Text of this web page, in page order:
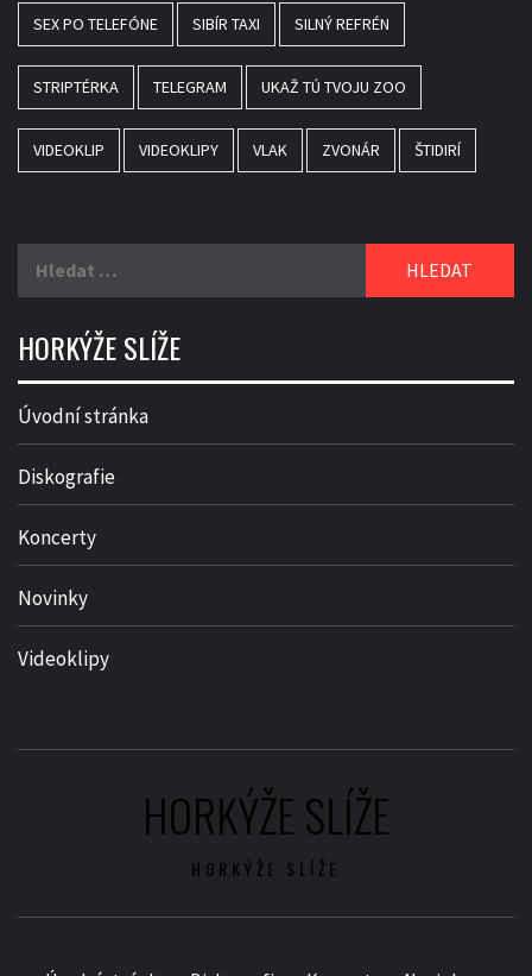
SEX PO TELEFÓNE SIBÍR TAXI SILNÝ REFRÉN
STRIPTÉRKA TELEGRAM UKAŽ TÚ TVOJU ZOO
VIDEOKLIP VIDEOKLIPY VLAK ZVONÁR ŠTIDIRÍ
HORKÝŽE SLÍŽE
Úvodní stránka
Diskografie
Koncerty
Novinky
Videoklipy
HORKÝŽE SLÍŽE
HORKÝŽE SLÍŽE